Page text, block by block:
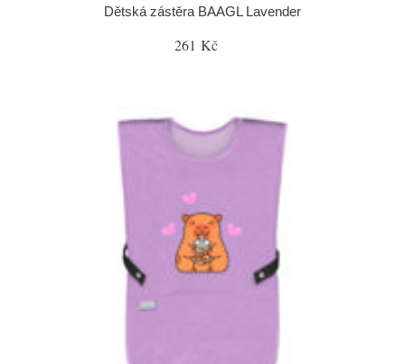
Dětská zástěra BAAGL Lavender
261 Kč